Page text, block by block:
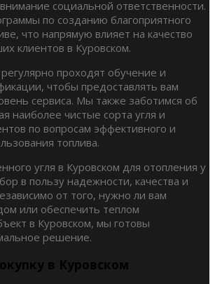
социальной ответственности.
по созданию благоприятного
что напрямую влияет на качество
клиентов в Куровском.
проходят обучение и
чтобы предоставлять вам
сервиса. Мы также заботимся об
наиболее чистые сорта угля и
по вопросам эффективного и
топлива.
угля в Куровском для отопления у
в пользу надежности, качества и
от того, нужно ли вам
или обеспечить теплом
в Куровском, мы готовы
решение.
в Куровском